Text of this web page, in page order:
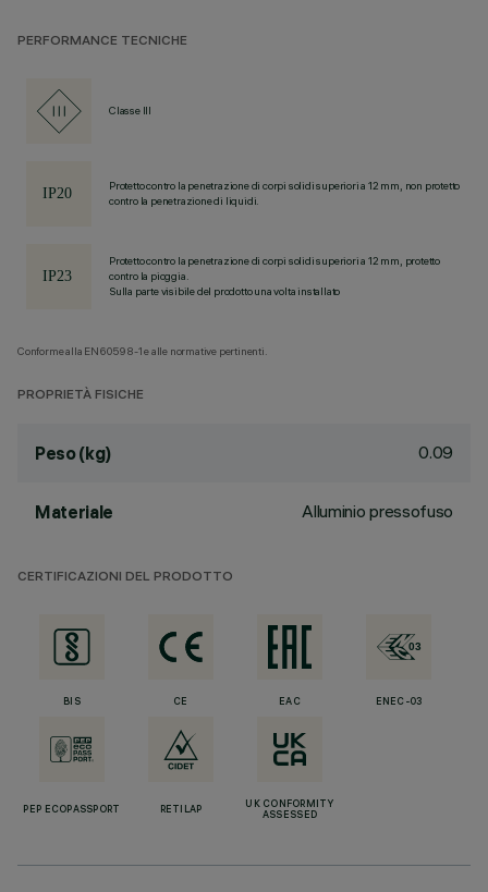
PERFORMANCE TECNICHE
Classe III
Protetto contro la penetrazione di corpi solidi superiori a 12 mm, non protetto
contro la penetrazione di liquidi.
Protetto contro la penetrazione di corpi solidi superiori a 12 mm, protetto
contro la pioggia.
Sulla parte visibile del prodotto una volta installato
Conforme alla EN60598-1 e alle normative pertinenti.
PROPRIETÀ FISICHE
Peso (kg) 0.09
Materiale Alluminio pressofuso
CERTIFICAZIONI DEL PRODOTTO
BIS CE EAC ENEC-03
PEP ECOPASSPORT RETILAP
UK CONFORMITY
ASSESSED